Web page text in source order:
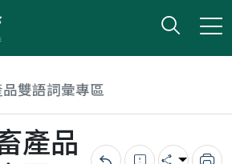
打開
小版
雙語詞彙專區
產品